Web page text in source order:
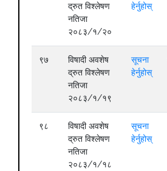
द्रुत विश्लेषण
नतिजा
२०८३/१/२०
हेर्नुहोस्
९७
विषादी अवशेष
द्रुत विश्लेषण
नतिजा
२०८३/१/१९
सूचना
हेर्नुहोस्
९८
विषादी अवशेष
द्रुत विश्लेषण
नतिजा
२०८३/१/१८
सूचना
हेर्नुहोस्